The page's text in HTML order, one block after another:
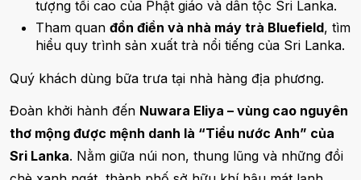
tượng tối cao của Phật giáo và dân tộc Sri Lanka.
Tham quan đồn điền và nhà máy trà Bluefield, tìm
hiểu quy trình sản xuất trà nổi tiếng của Sri Lanka.
Quý khách dùng bữa trưa tại nhà hàng địa phương.
Đoàn khởi hành đến Nuwara Eliya – vùng cao nguyên
thơ mộng được mệnh danh là “Tiểu nước Anh” của
Sri Lanka. Nằm giữa núi non, thung lũng và những đồi